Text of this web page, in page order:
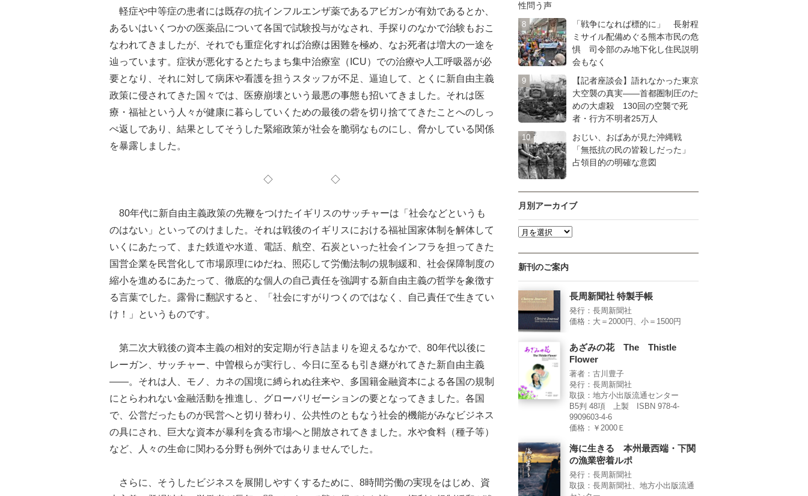
軽症や中等症の患者には既存の抗インフルエンザ薬であるアビガンが有効であるとか、
あるいはいくつかの医薬品について各国で試験投与がなされ、手探りのなかで治験もおこ
なわれてきましたが、それでも重症化すれば治療は困難を極め、なお死者は増大の一途を
辿っています。症状が悪化するとたちまち集中治療室（ICU）での治療や人工呼吸器が必
要となり、それに対して病床や看護を担うスタッフが不足、逼迫して、とくに新自由主義
政策に侵されてきた国々では、医療崩壊という最悪の事態も招いてきました。それは医
療・福祉という人々が健康に暮らしていくための最後の砦を切り捨ててきたことへのしっ
ぺ返しであり、結果としてそうした緊縮政策が社会を脆弱なものにし、脅かしている関係
を暴露しました。
◇ ◇
80年代に新自由主義政策の先鞭をつけたイギリスのサッチャーは「社会などというも
のはない」といってのけました。それは戦後のイギリスにおける福祉国家体制を解体して
いくにあたって、また鉄道や水道、電話、航空、石炭といった社会インフラを担ってきた
国営企業を民営化して市場原理にゆだね、照応して労働法制の規制緩和、社会保障制度の
縮小を進めるにあたって、徹底的な個人の自己責任を強調する新自由主義の哲学を象徴す
る言葉でした。露骨に翻訳すると、「社会にすがりつくのではなく、自己責任で生きてい
け！」というものです。
第二次大戦後の資本主義の相対的安定期が行き詰まりを迎えるなかで、80年代以後に
レーガン、サッチャー、中曽根らが実行し、今日に至るも引き継がれてきた新自由主義
――。それは人、モノ、カネの国境に縛られぬ往来や、多国籍金融資本による各国の規制
にとらわれない金融活動を推進し、グローバリゼーションの要となってきました。各国
で、公営だったものが民営へと切り替わり、公共性のともなう社会的機能がみなビジネス
の具にされ、巨大な資本が暴利を貪る市場へと開放されてきました。水や食料（種子等）
など、人々の生命に関わる分野も例外ではありませんでした。
さらに、そうしたビジネスを展開しやすくするために、8時間労働の実現をはじめ、資
性問う声
「戦争になれば標的に」 長射程
ミサイル配備めぐる熊本市民の危
惧 司令部のみ地下化し住民説明
会もなく
【記者座談会】語れなかった東京
大空襲の真実――首都圏制圧のた
めの大虐殺 130回の空襲で死
者・行方不明者25万人
おじい、おばあが見た沖縄戦
「無抵抗の民の皆殺しだった」
占領目的の明確な意図
月別アーカイブ
新刊のご案内
長周新聞社 特製手帳
発行：長周新聞社
価格：大＝2000円、小＝1500円
あざみの花 The Thistle
Flower
著者：古川豊子
発行：長周新聞社
取扱：地方小出版流通センター
B5判 48項 上製 ISBN 978-4-
9909603-4-6
価格：￥2000Ｅ
海に生きる 本州最西端・下関
の漁業密着ルポ
発行：長周新聞社
取扱：長周新聞社、地方小出版流通